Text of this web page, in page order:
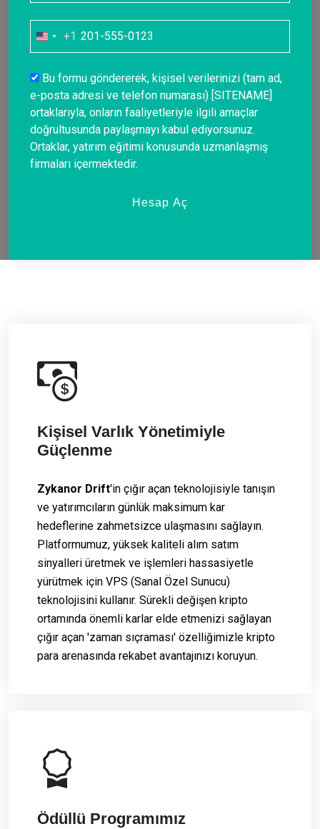
United
States
+1
+1
Bu formu göndererek, kişisel verilerinizi (tam ad,
e-posta adresi ve telefon numarası) [SITENAME]
ortaklarıyla, onların faaliyetleriyle ilgili amaçlar
doğrultusunda paylaşmayı kabul ediyorsunuz.
Ortaklar, yatırım eğitimi konusunda uzmanlaşmış
firmaları içermektedir.
Hesap Aç
Kişisel Varlık Yönetimiyle
Güçlenme
Zykanor Drift'in çığır açan teknolojisiyle tanışın
ve yatırımcıların günlük maksimum kar
hedeflerine zahmetsizce ulaşmasını sağlayın.
Platformumuz, yüksek kaliteli alım satım
sinyalleri üretmek ve işlemleri hassasiyetle
yürütmek için VPS (Sanal Özel Sunucu)
teknolojisini kullanır. Sürekli değişen kripto
ortamında önemli karlar elde etmenizi sağlayan
çığır açan 'zaman sıçraması' özelliğimizle kripto
para arenasında rekabet avantajınızı koruyun.
Ödüllü Programımız